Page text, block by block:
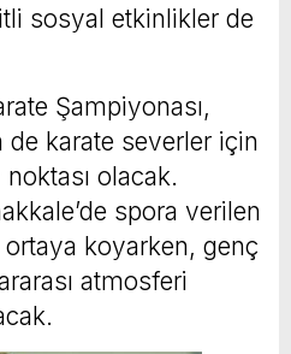
sosyal etkinlikler de
Şampiyonası,
karate severler için
olacak.
spora verilen
koyarken, genç
atmosferi